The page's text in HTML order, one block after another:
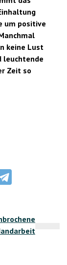
um positive
keine Lust
leuchtende
Zeit so